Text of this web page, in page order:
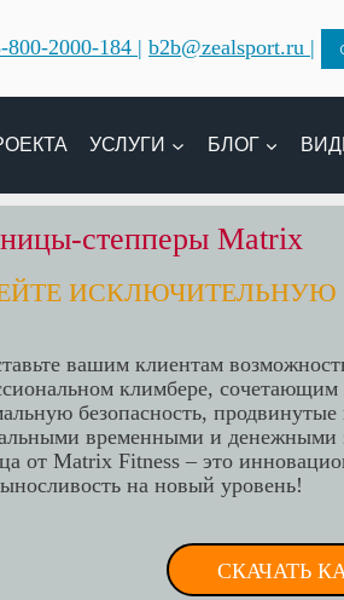
800-2000-184 | b2b@zealsport.ru |
УСЛУГИ БЛОГ
степперы Matrix
вашим клиентам
климбере, сочетающим
безопасность,
временными и денежными
от Matrix Fitness – это
на новый уровень!
СКАЧАТЬ